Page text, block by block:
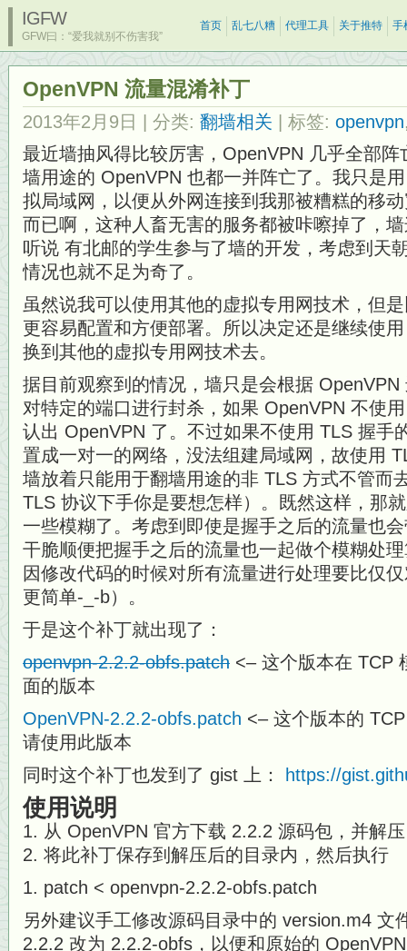
IGFW
GFW曰：“爱我就别不伤害我”
首页 乱七八糟 代理工具 关于推特 手
OpenVPN 流量混淆补丁
2013年2月9日 | 分类: 翻墙相关 | 标签: openvpn
最近墙抽风得比较厉害，OpenVPN 几乎全部
墙用途的 OpenVPN 也都一并阵亡了。我只是
拟局域网，以便从外网连接到我那被糟糕的移
而已啊，这种人畜无害的服务都被咔嚓掉了，
听说 有北邮的学生参与了墙的开发，考虑到天
情况也就不足为奇了。
虽然说我可以使用其他的虚拟专用网技术，但
更容易配置和方便部署。所以决定还是继续使
换到其他的虚拟专用网技术去。
据目前观察到的情况，墙只是会根据
对特定的端口进行封杀，如果 OpenVPN 不使
认出 OpenVPN 了。不过如果不使用 TLS 握手
置成一对一的网络，没法组建局域网，故使用
墙放着只能用于翻墙用途的非 TLS 方式不管而
TLS 协议下手你是要想怎样）。既然这样，那
一些模糊了。考虑到即使是握手之后的流量也
干脆顺便把握手之后的流量也一起做个模糊处
因修改代码的时候对所有流量进行处理要比仅
更简单-_-b）。
于是这个补丁就出现了：
openvpn-2.2.2-obfs.patch <– 这个版本在 TCP
面的版本
OpenVPN-2.2.2-obfs.patch <– 这个版本的
请使用此版本
同时这个补丁也发到了 gist 上：
https://
使用说明
从 OpenVPN 官方下载 2.2.2 源码包，并解压
将此补丁保存到解压后的目录内，然后执行
patch < openvpn-2.2.2-obfs.patch
另外建议手工修改源码目录中的 version.m4 文
2.2.2 改为 2.2.2-obfs，以便和原始的